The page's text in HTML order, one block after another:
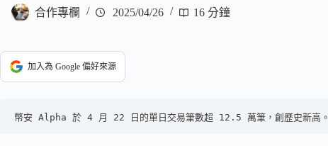
合作專欄 2025/04/26 16 分鐘
加入為 Google 偏好來源
幣安 Alpha 於 4 月 22 日的單日交易筆數超 12.5 萬筆，創歷史新高。